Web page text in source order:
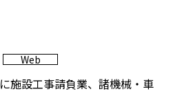
Web
施設工事請負業、諸機械・車